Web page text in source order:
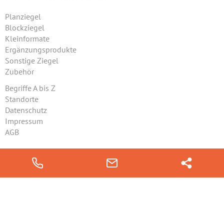
Planziegel
Blockziegel
Kleinformate
Ergänzungsprodukte
Sonstige Ziegel
Zubehör
Begriffe A bis Z
Standorte
Datenschutz
Impressum
AGB